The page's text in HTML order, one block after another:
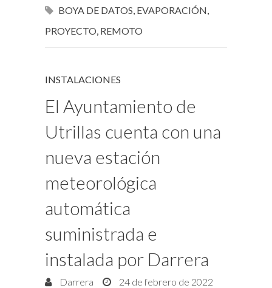
BOYA DE DATOS EVAPORACIÓN
PROYECTO REMOTO
INSTALACIONES
El Ayuntamiento de
Utrillas cuenta con una
nueva estación
meteorológica
automática
suministrada e
instalada por Darrera
Darrera 24 de febrero de 2022